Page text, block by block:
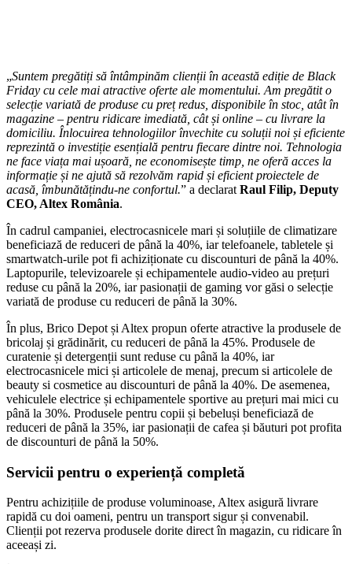
„Suntem pregătiți să întâmpinăm clienții în această ediție de Black
Friday cu cele mai atractive oferte ale momentului. Am pregătit o
selecție variată de produse cu preț redus, disponibile în stoc, atât în
magazine – pentru ridicare imediată, cât și online – cu livrare la
domiciliu. Înlocuirea tehnologiilor învechite cu soluții noi și eficiente
reprezintă o investiție esențială pentru fiecare dintre noi. Tehnologia
ne face viața mai ușoară, ne economisește timp, ne oferă acces la
informație și ne ajută să rezolvăm rapid și eficient proiectele de
acasă, îmbunătățindu-ne confortul.” a declarat Raul Filip, Deputy
CEO, Altex România.
În cadrul campaniei, electrocasnicele mari și soluțiile de climatizare
beneficiază de reduceri de până la 40%, iar telefoanele, tabletele și
smartwatch-urile pot fi achiziționate cu discounturi de până la 40%.
Laptopurile, televizoarele și echipamentele audio-video au prețuri
reduse cu până la 20%, iar pasionații de gaming vor găsi o selecție
variată de produse cu reduceri de până la 30%.
În plus, Brico Depot și Altex propun oferte atractive la produsele de
bricolaj și grădinărit, cu reduceri de până la 45%. Produsele de
curatenie și detergenții sunt reduse cu până la 40%, iar
electrocasnicele mici și articolele de menaj, precum si articolele de
beauty si cosmetice au discounturi de până la 40%. De asemenea,
vehiculele electrice și echipamentele sportive au prețuri mai mici cu
până la 30%. Produsele pentru copii și bebeluși beneficiază de
reduceri de până la 35%, iar pasionații de cafea și băuturi pot profita
de discounturi de până la 50%.
Servicii pentru o experiență completă
Pentru achizițiile de produse voluminoase, Altex asigură livrare
rapidă cu doi oameni, pentru un transport sigur și convenabil.
Clienții pot rezerva produsele dorite direct în magazin, cu ridicare în
aceeași zi.